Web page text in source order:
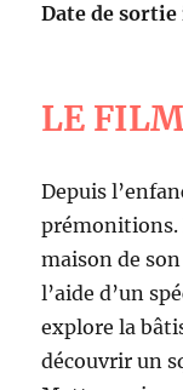
Date de
LE
Depuis
prémonitions.
maison de
l’aide d’un
explore la
découvrir un